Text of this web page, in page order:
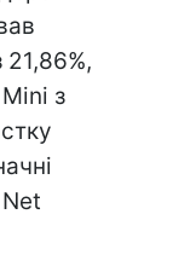
з